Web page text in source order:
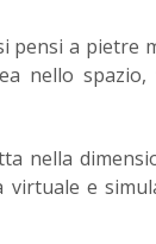
a pietre
nello
nella
virtuale e